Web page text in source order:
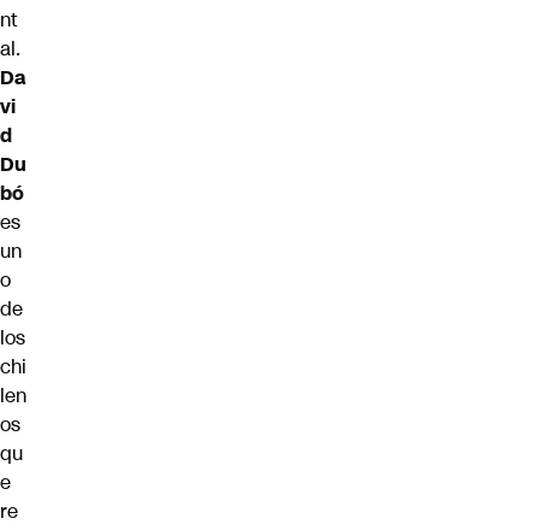
nt
al.
Da
vi
d
Du
bó
es
un
o
de
los
chi
len
os
qu
e
re